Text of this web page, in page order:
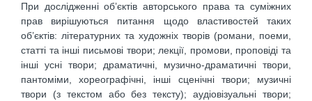
При дослідженні об’єктів авторського права та суміжних
прав вирішуються питання щодо властивостей таких
об’єктів: літературних та художніх творів (романи, поеми,
статті та інші письмові твори; лекції, промови, проповіді та
інші усні твори; драматичні, музично-драматичні твори,
пантоміми, хореографічні, інші сценічні твори; музичні
твори (з текстом або без тексту); аудіовізуальні твори;